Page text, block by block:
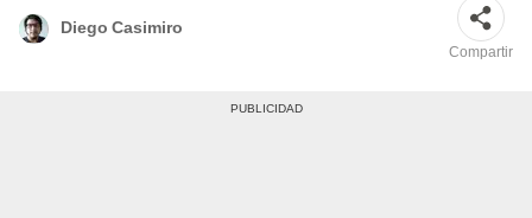
Diego Casimiro
Compartir